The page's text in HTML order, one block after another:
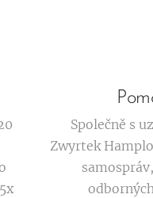
Společně s
Zwyrtek